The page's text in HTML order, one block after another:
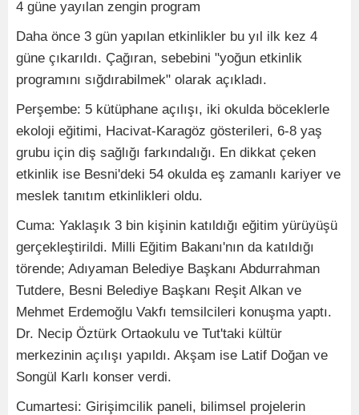
4 güne yayılan zengin program
Daha önce 3 gün yapılan etkinlikler bu yıl ilk kez 4
güne çıkarıldı. Çağıran, sebebini "yoğun etkinlik
programını sığdırabilmek" olarak açıkladı.
Perşembe: 5 kütüphane açılışı, iki okulda böceklerle
ekoloji eğitimi, Hacivat-Karagöz gösterileri, 6-8 yaş
grubu için diş sağlığı farkındalığı. En dikkat çeken
etkinlik ise Besni'deki 54 okulda eş zamanlı kariyer ve
meslek tanıtım etkinlikleri oldu.
Cuma: Yaklaşık 3 bin kişinin katıldığı eğitim yürüyüşü
gerçekleştirildi. Milli Eğitim Bakanı'nın da katıldığı
törende; Adıyaman Belediye Başkanı Abdurrahman
Tutdere, Besni Belediye Başkanı Reşit Alkan ve
Mehmet Erdemoğlu Vakfı temsilcileri konuşma yaptı.
Dr. Necip Öztürk Ortaokulu ve Tut'taki kültür
merkezinin açılışı yapıldı. Akşam ise Latif Doğan ve
Songül Karlı konser verdi.
Cumartesi: Girişimcilik paneli, bilimsel projelerin